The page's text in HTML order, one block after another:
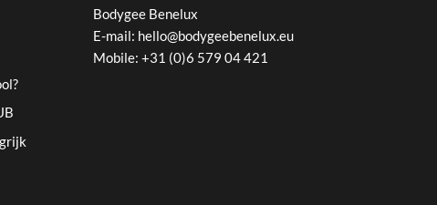
Bodygee Benelux
E-mail: hello@bodygeebenelux.eu
Mobile: +31 (0)6 579 04 421